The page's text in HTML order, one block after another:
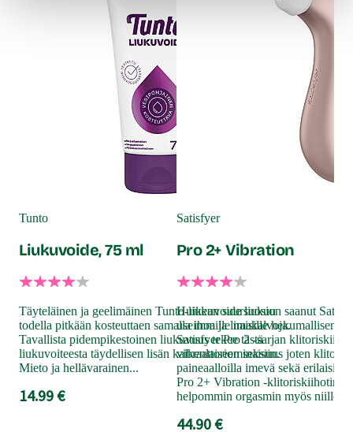
Tunto
Liukuvoide, 75 ml
Täyteläinen ja geelimäinen Tunto-liukuvoide liukuu
todella pitkään kosteuttaen samalla ihoa ja limakalvoja.
Tavallista pidempikestoinen liukuvuus tekee tästä
liukuvoiteesta täydellisen lisän kaikenlaiseen seksiin.
Mieto ja hellävarainen...
14.99 €
Satisfyer
Pro 2+ Vibration
Huikean suursuosion saanut
useimmille naisille hekumallisen
Satisfyer Pro 2 -sarjan
vibraattoriominaisuus joten
paineaalloilla imevä sekä
Pro 2+ Vibration -klitoriskiihotin
helpommin orgasmin myös niille...
44.90 €